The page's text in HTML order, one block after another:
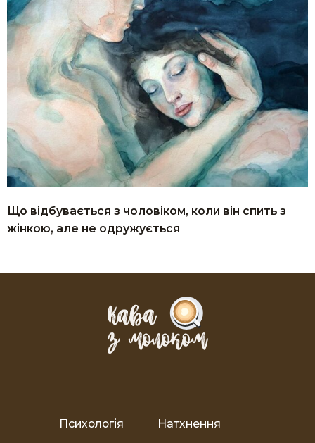
Що відбувається з чоловіком, коли він спить з
жінкою, але не одружується
Психологія Натхнення